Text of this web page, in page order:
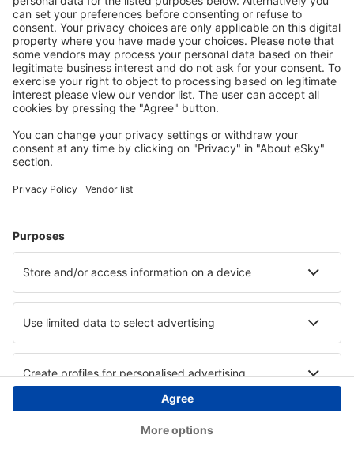
Copyright © eSky.at. Alle Rechte vorbehalten.